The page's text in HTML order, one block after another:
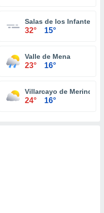
Salas de los Infantes
32° 15°
Valle de Mena
23° 16°
Villarcayo de Merindad
24° 16°